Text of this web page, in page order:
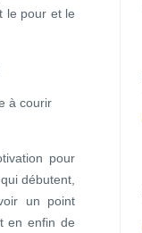
le pour et le
à courir
pour
débutent,
un point
en enfin de